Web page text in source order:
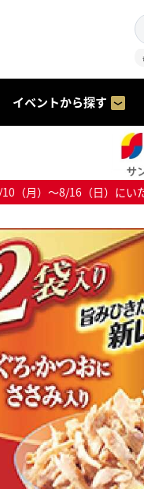
イベントから探す
（月）～8/16（日）に